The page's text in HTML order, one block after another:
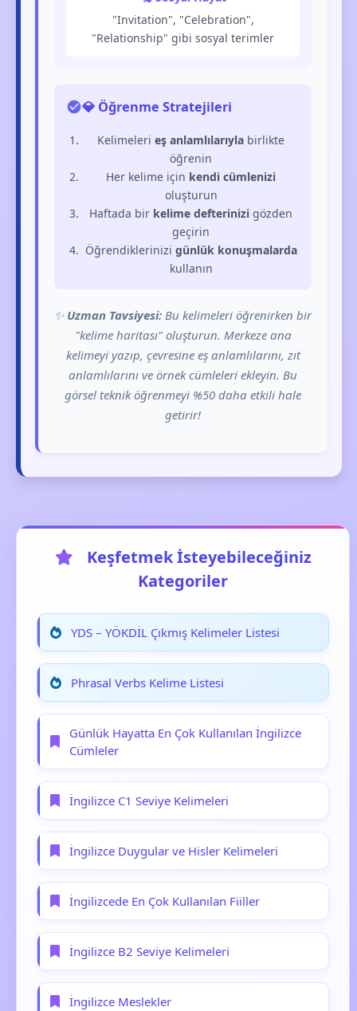
"Invitation", "Celebration",
"Relationship" gibi sosyal terimler
💎 Öğrenme Stratejileri
Kelimelerieş anlamlılarıyla birlikte
öğrenin
Her kelime için kendi cümlenizi
oluşturun
Haftada bir kelime defterinizi gözden
geçirin
Öğrendiklerinizi günlük konuşmalarda
kullanın
✨ Uzman Tavsiyesi: Bu kelimeleri öğrenirken bir
"kelime haritası" oluşturun. Merkeze ana
kelimeyi yazıp, çevresine eş anlamlılarını, zıt
anlamlılarını ve örnek cümleleri ekleyin. Bu
görsel teknik öğrenmeyi %50 daha etkili hale
getirir!
Keşfetmek İsteyebileceğiniz
Kategoriler
YDS – YÖKDİL Çıkmış Kelimeler Listesi
Phrasal Verbs Kelime Listesi
Günlük Hayatta En Çok Kullanılan İngilizce
Cümleler
İngilizce C1 Seviye Kelimeleri
İngilizce Duygular ve Hisler Kelimeleri
İngilizcede En Çok Kullanılan Fiiller
İngilizce B2 Seviye Kelimeleri
İngilizce Meslekler